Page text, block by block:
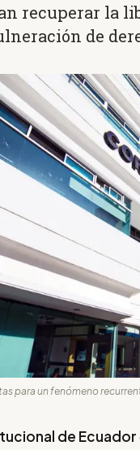
recuperar la
de
para un fenómeno
de Ecuador